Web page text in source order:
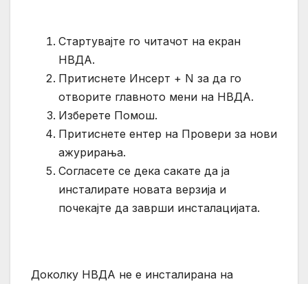
Стартувајте го читачот на екран
НВДА.
Притиснете Инсерт + N за да го
отворите главното мени на НВДА.
Изберете Помош.
Притиснете ентер на Провери за нови
ажурирања.
Согласете се дека сакате да ја
инсталирате новата верзија и
почекајте да заврши инсталацијата.
Доколку НВДА не е инсталирана на